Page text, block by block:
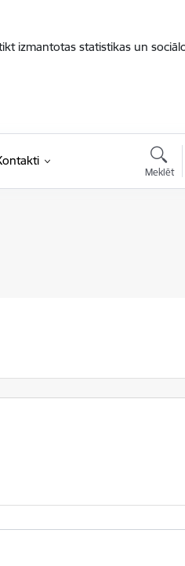
izmantotas statistikas un
Meklēt